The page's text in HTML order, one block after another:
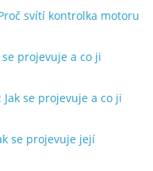
svítí kontrolka motoru
projevuje a co ji
se projevuje a co ji
se projevuje její